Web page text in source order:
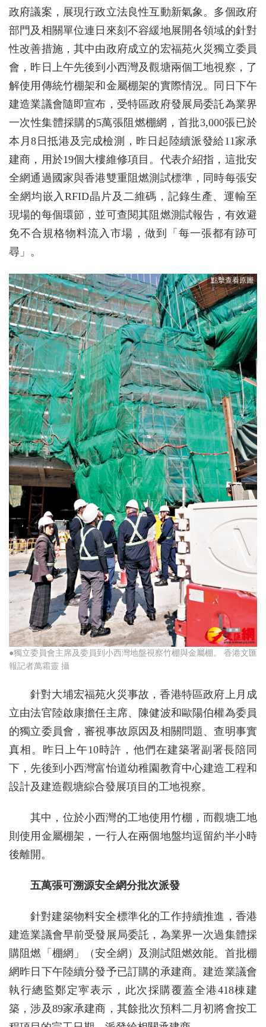
政府議案，展現行政立法良性互動新氣象。多個政府
部門及相關單位連日來刻不容緩地展開各領域的針對
性改善措施，其中由政府成立的宏福苑火災獨立委員
會，昨日上午先後到小西灣及觀塘兩個工地視察，了
解使用傳統竹棚架和金屬棚架的實際情況。同日下午
建造業議會隨即宣布，受特區政府發展局委託為業界
一次性集體採購的5萬張阻燃棚網，首批3,000張已於
本月8日抵港及完成檢測，昨日起陸續派發給11家承
建商，用於19個大樓維修項目。代表介紹指，這批安
全網通過國家與香港雙重阻燃測試標準，同時每張安
全網均嵌入RFID晶片及二維碼，記錄生產、運輸至
現場的每個環節，並可查閱其阻燃測試報告，有效避
免不合規格物料流入市場，做到「每一張都有跡可
尋」。
●獨立委員會主席及委員到小西灣地盤視察竹棚與金屬棚。 香港文匯
報記者萬霜靈 攝
針對大埔宏福苑火災事故，香港特區政府上月成
立由法官陸啟康擔任主席、陳健波和歐陽伯權為委員
的獨立委員會，審視事故原因及相關問題、查明事實
真相。昨日上午10時許，他們在建築署副署長陪同
下，先後到小西灣富怡道幼稚園教育中心建造工程和
設計及建造觀塘綜合發展項目的工地視察。
其中，位於小西灣的工地使用竹棚，而觀塘工地
則使用金屬棚架，一行人在兩個地盤均逗留約半小時
後離開。
五萬張可溯源安全網分批次派發
針對建築物料安全標準化的工作持續推進，香港
建造業議會早前受發展局委託，為業界一次過集體採
購阻燃「棚網」（安全網）及測試阻燃效能。首批棚
網昨日下午陸續分發予已訂購的承建商。建造業議會
執行總監鄭定寕表示，此次採購覆蓋全港418棟建
築，涉及89家承建商，其餘批次預料二月初將會按工